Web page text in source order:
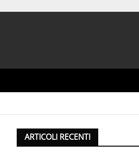
ARTICOLI RECENTI